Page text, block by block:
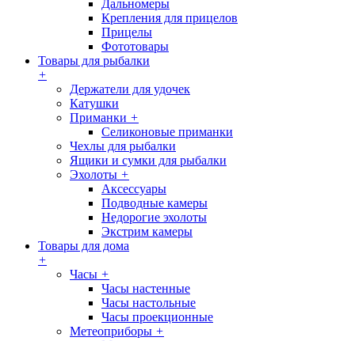
Дальномеры
Крепления для прицелов
Прицелы
Фототовары
Товары для рыбалки
+
Держатели для удочек
Катушки
Приманки +
Селиконовые приманки
Чехлы для рыбалки
Ящики и сумки для рыбалки
Эхолоты +
Аксессуары
Подводные камеры
Недорогие эхолоты
Экстрим камеры
Товары для дома
+
Часы +
Часы настенные
Часы настольные
Часы проекционные
Метеоприборы +